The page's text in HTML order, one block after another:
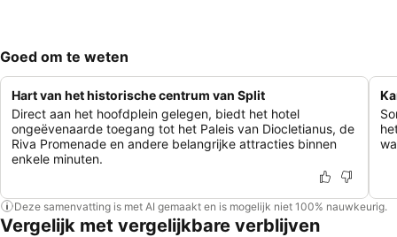
Goed om te weten
Hart van het historische centrum van Split
Direct aan het hoofdplein gelegen, biedt het hotel
ongeëvenaarde toegang tot het Paleis van Diocletianus, de
Riva Promenade en andere belangrijke attracties binnen
enkele minuten.
Deze samenvatting is met AI gemaakt en is mogelijk niet 100% nauwkeurig.
Vergelijk met vergelijkbare verblijven